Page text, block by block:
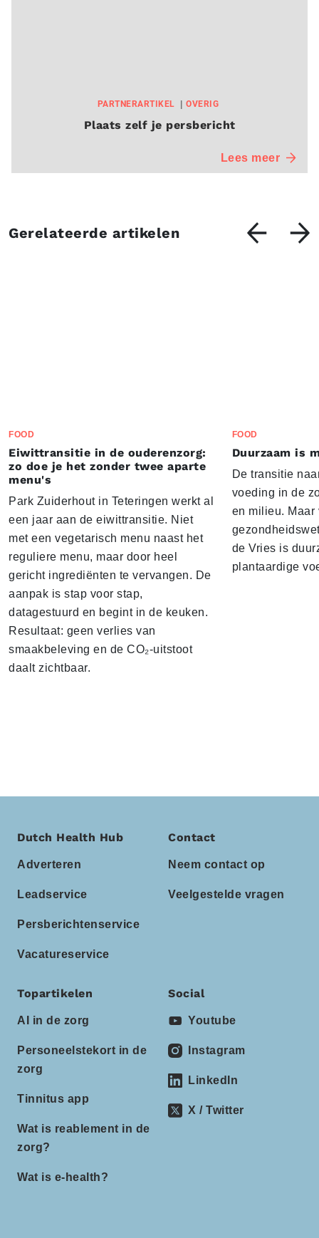
PARTNERARTIKEL OVERIG
Plaats zelf je persbericht
Lees meer
Gerelateerde artikelen
FOOD
Eiwittransitie in de ouderenzorg:
zo doe je het zonder twee aparte
menu's
Park Zuiderhout in Teteringen werkt al
een jaar aan de eiwittransitie. Niet
met een vegetarisch menu naast het
reguliere menu, maar door heel
gericht ingrediënten te vervangen. De
aanpak is stap voor stap,
datagestuurd en begint in de keuken.
Resultaat: geen verlies van
smaakbeleving en de CO₂-uitstoot
daalt zichtbaar.
FOOD
Duurzaam is
De transitie
voeding in de
en milieu. Maar
de Vries is
plantaardige
Dutch Health Hub
Adverteren
Leadservice
Persberichtenservice
Vacatureservice
Contact
Neem contact op
Veelgestelde vragen
Topartikelen
AI in de zorg
Personeelstekort in de
zorg
Tinnitus app
Wat is reablement in de
zorg?
Wat is e-health?
Social
Youtube
Instagram
LinkedIn
X / Twitter